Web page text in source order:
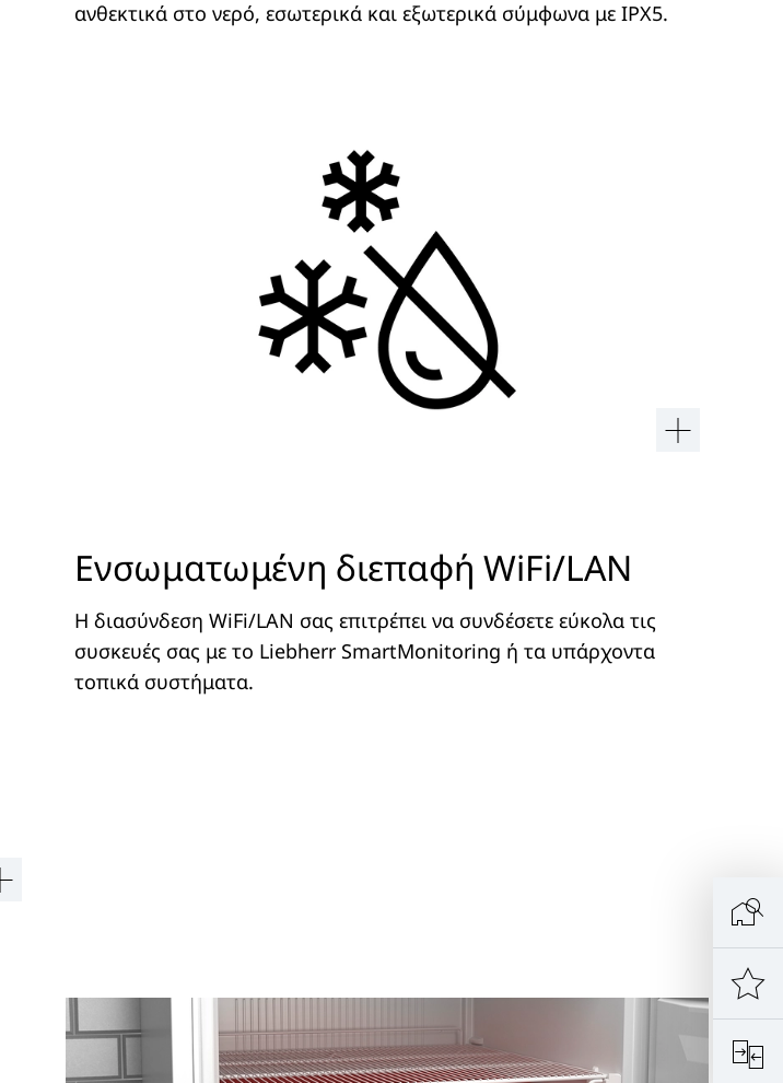
ανθεκτικά στο νερό, εσωτερικά και εξωτερικά σύμφωνα με IPX5.
Ενσωματωμένη διεπαφή WiFi/LAN
Η διασύνδεση WiFi/LAN σας επιτρέπει να συνδέσετε εύκολα τις
συσκευές σας με το Liebherr SmartMonitoring ή τα υπάρχοντα
τοπικά συστήματα.